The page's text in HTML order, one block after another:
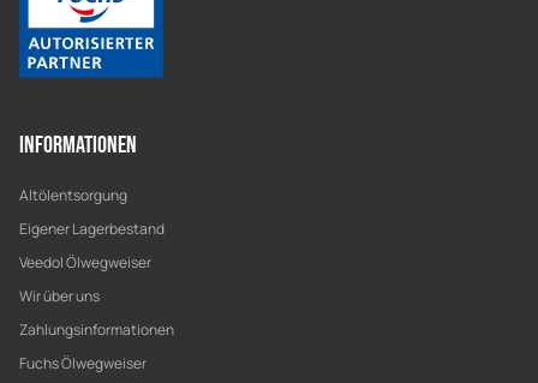
Informationen
Altölentsorgung
Eigener Lagerbestand
Veedol Ölwegweiser
Wir über uns
Zahlungsinformationen
Fuchs Ölwegweiser